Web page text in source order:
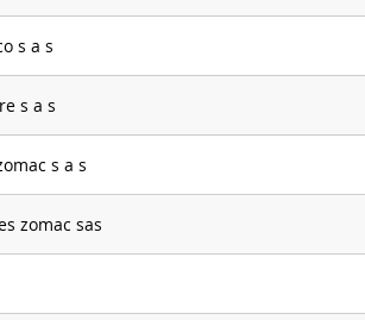
s a s
s a s
s a s
zomac sas